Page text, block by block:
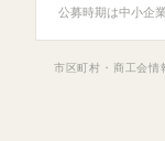
公募時期は中小企
市区町村・商工会情